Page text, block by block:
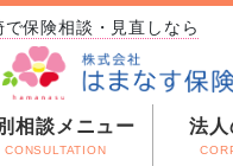
で保険相談・見直しなら
相談メニュー
CONSULTATION
法人